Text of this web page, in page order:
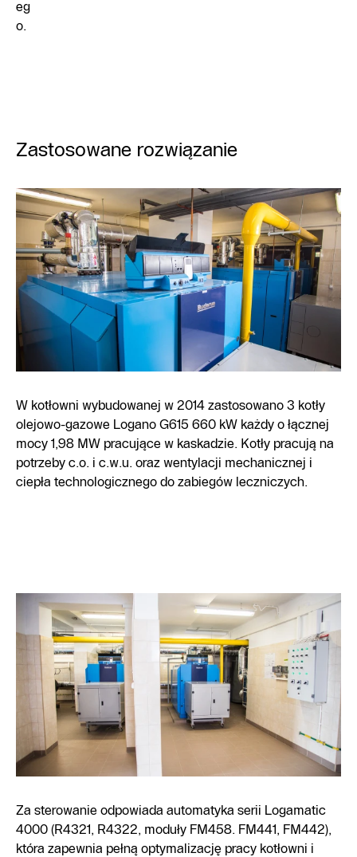
eg
o.
Zastosowane rozwiązanie
W kotłowni wybudowanej w 2014 zastosowano 3 kotły
olejowo-gazowe Logano G615 660 kW każdy o łącznej
mocy 1,98 MW pracujące w kaskadzie. Kotły pracują na
potrzeby c.o. i c.w.u. oraz wentylacji mechanicznej i
ciepła technologicznego do zabiegów leczniczych.
Za sterowanie odpowiada automatyka serii Logamatic
4000 (R4321, R4322, moduły FM458. FM441, FM442),
która zapewnia pełną optymalizację pracy kotłowni i